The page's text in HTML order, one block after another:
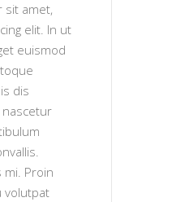
sit amet,
elit. In ut
euismod
dis
mi. Proin
volutpat